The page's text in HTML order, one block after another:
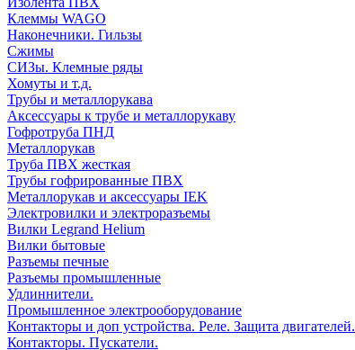
Клеммы WAGO
Наконечники. Гильзы
Сжимы
СИЗы. Клемные ряды
Хомуты и т.д.
Трубы и металлорукава
Аксессуары к трубе и металлорукаву
Гофротруба ПНД
Металлорукав
Труба ПВХ жесткая
Трубы гофрированные ПВХ
Металлорукав и аксессуары IEK
Электровилки и электроразъемы
Вилки Legrand Helium
Вилки бытовые
Разъемы печные
Разъемы промышленные
Удлиннители.
Промышленное электрооборудование
Контакторы и доп устройства. Реле. Защита двигателей.
Контакторы. Пускатели.